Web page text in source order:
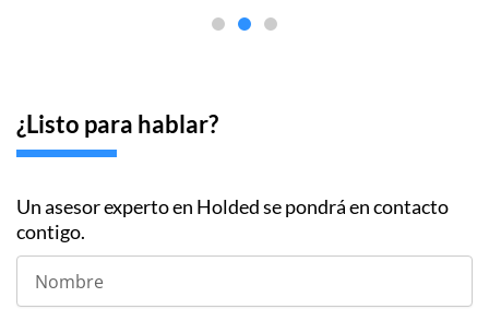
¿Listo para hablar?
Un asesor experto en Holded se pondrá en contacto
contigo.
m